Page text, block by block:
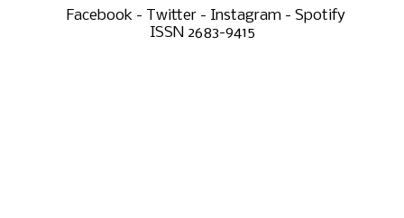
Facebook - Twitter - Instagram - Spotify
ISSN 2683-9415